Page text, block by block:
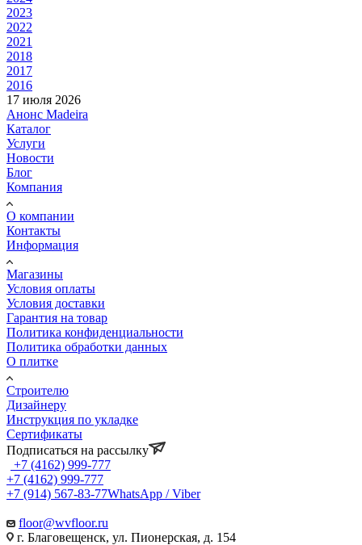
2023
2022
2021
2018
2017
2016
17 июля 2026
Анонс Madeira
Каталог
Услуги
Новости
Блог
Компания
О компании
Контакты
Информация
Магазины
Условия оплаты
Условия доставки
Гарантия на товар
Политика конфиденциальности
Политика обработки данных
О плитке
Строителю
Дизайнеру
Инструкция по укладке
Сертификаты
Подписаться на рассылку
+7 (4162) 999-777
+7 (4162) 999-777
+7 (914) 567-83-77WhatsApp / Viber
floor@wvfloor.ru
г. Благовещенск, ул. Пионерская, д. 154